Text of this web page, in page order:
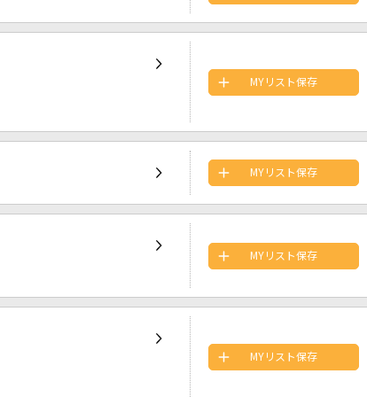
MYリスト保存
MYリスト保存
MYリスト保存
MYリスト保存